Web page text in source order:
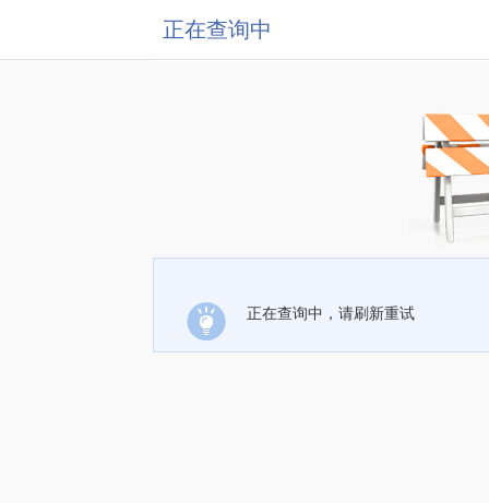
正在查询中
正在查询中，请刷新重试